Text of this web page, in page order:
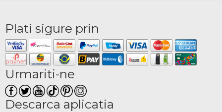
Plati sigure prin
Urmariti-ne
Descarca aplicatia